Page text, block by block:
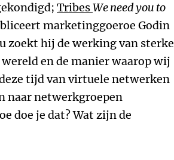
TribesWe need you to
marketinggoeroe Godin
zoekt hij de werking van sterke
en de manier waarop wij
tijd van virtuele netwerken
naar netwerkgroepen
doe je dat? Wat zijn de